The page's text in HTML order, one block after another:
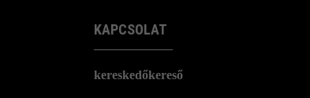
KAPCSOLAT
kereskedőkereső